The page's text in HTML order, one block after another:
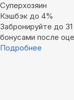
Суперхозяин
Кэшбэк до 4%
Забронируйте до
бонусами после
Подробнее